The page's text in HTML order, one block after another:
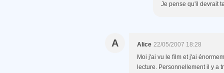
Je pense qu'il devrait
A Alice 22/05/2007 18:28
Moi j'ai vu le film et j'ai
lecture. Personnellement il y a